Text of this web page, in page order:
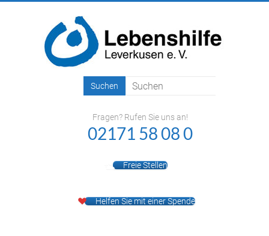
Lebenshilfe
LeverkusenFragen? Rufen Sie uns an!
02171 58 08 0
Freie Stellen
Helfen Sie mit einer Spende